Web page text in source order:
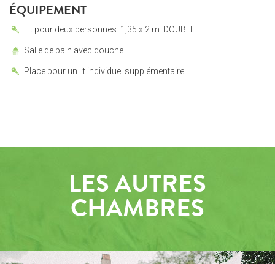
ÉQUIPEMENT
Lit pour deux personnes. 1,35 x 2 m. DOUBLE
Salle de bain avec douche
Place pour un lit individuel supplémentaire
LES AUTRES
CHAMBRES